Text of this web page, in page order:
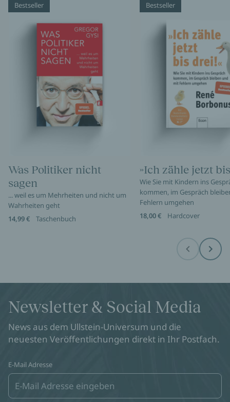
Bestseller
Was Politiker nicht
sagen
... weil es um Mehrheiten und nicht um
Wahrheiten geht
14,99 €
Taschenbuch
Bestseller
»Ich zähle jetzt
Wie Sie mit Kindern ins
kommen, im Gespräch
Fehlern umgehen
18,00 €
Hardcover
Before Next
Newsletter & Social Media
News aus dem Ullstein-Universum und die
neuesten Veröffentlichungen direkt in Ihr Postfach.
E-Mail Adresse